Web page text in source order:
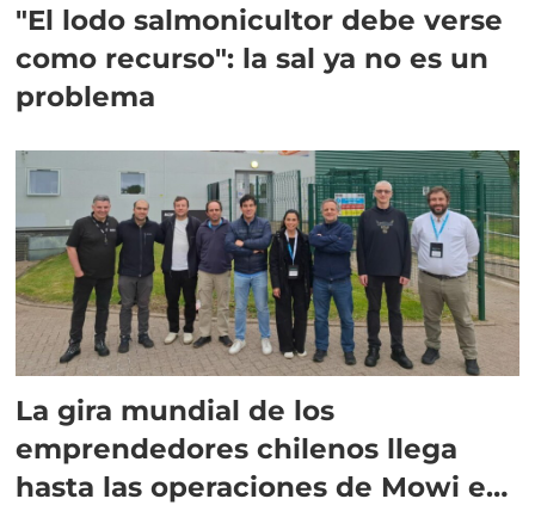
"El lodo salmonicultor debe verse
como recurso": la sal ya no es un
problema
La gira mundial de los
emprendedores chilenos llega
hasta las operaciones de Mowi en